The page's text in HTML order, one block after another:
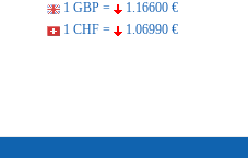
1 GBP =
1.16600 €
1 CHF =
1.06990 €